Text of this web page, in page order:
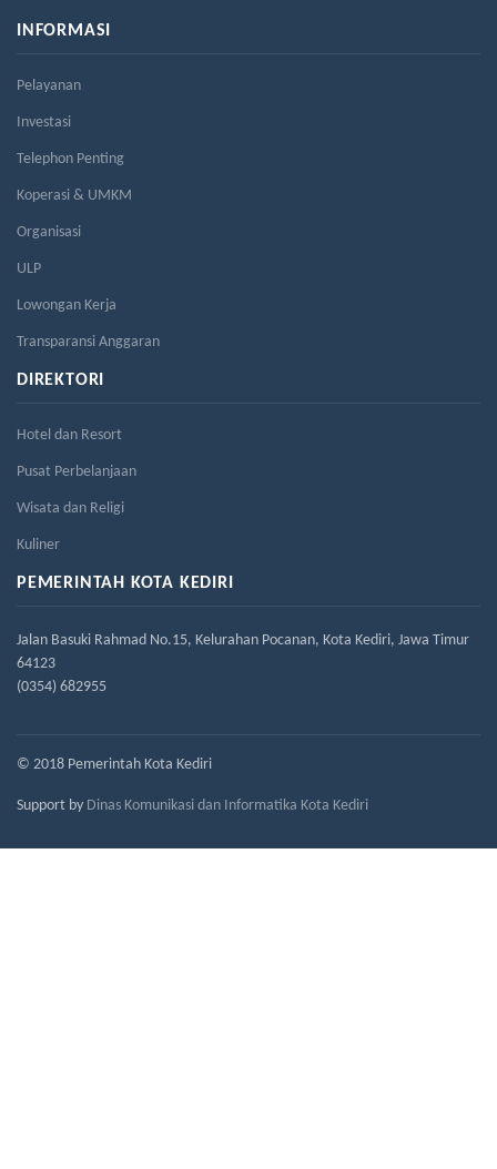
INFORMASI
Pelayanan
Investasi
Telephon Penting
Koperasi & UMKM
Organisasi
ULP
Lowongan Kerja
Transparansi Anggaran
DIREKTORI
Hotel dan Resort
Pusat Perbelanjaan
Wisata dan Religi
Kuliner
PEMERINTAH KOTA KEDIRI
Jalan Basuki Rahmad No.15, Kelurahan Pocanan, Kota Kediri, Jawa Timur
64123
(0354) 682955
© 2018 Pemerintah Kota Kediri
Support by Dinas Komunikasi dan Informatika Kota Kediri